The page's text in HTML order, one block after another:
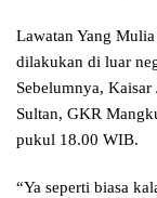
Lawatan Yang
dilakukan di luar
Sebelumnya,
Sultan, GKR
pukul 18.00 WIB.
“Ya seperti biasa